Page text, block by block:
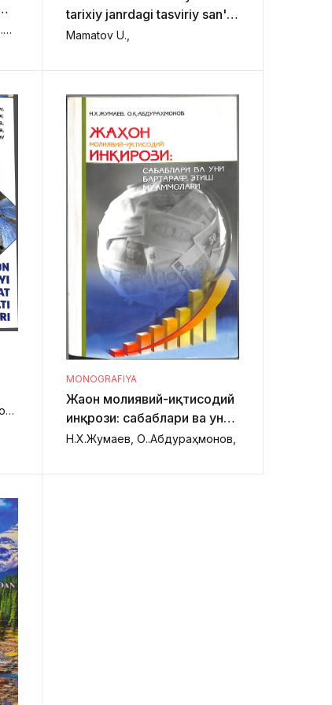
А.К.Уразбаев, Қ.К.Таджиев, Ш.И.Иброимов,
tarixiy janrdagi tasviriy san'at
asarlari
Mamatov U.,
H.U.Bekchanov, M.X.Bekchanov, M.R.Abdullayeva, N.S.Yadgarova,
MONOGRAFIYA
Жаҳон молиявий-иқтисодий
инқрози: сабаблари ва уни
бартараф этиш
Н.Х.Жумаев, О.Қ.Абдураҳмонов,